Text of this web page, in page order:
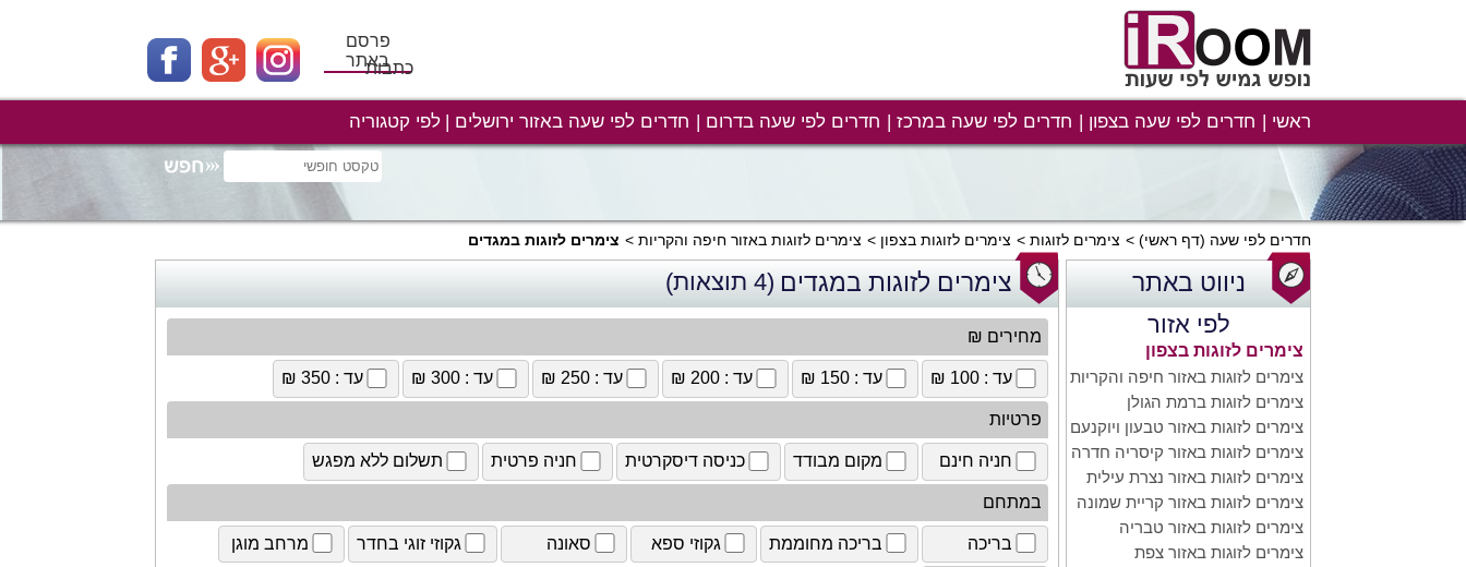
פרסם
באתרכתבות
ראשי חדרים לפי שעה בצפון חדרים לפי שעה במרכז חדרים לפי שעה בדרום חדרים לפי שעה באזור ירושלים לפי קטגוריה
חדרים לפי שעה (דף ראשי) צימרים לזוגות צימרים לזוגות בצפון צימרים לזוגות באזור חיפה והקריות צימרים לזוגות במגדים
ניווט באתר
לפי אזור
צימרים לזוגות בצפון
צימרים לזוגות באזור חיפה והקריות
צימרים לזוגות ברמת הגולן
צימרים לזוגות באזור טבעון ויוקנעם
צימרים לזוגות באזור קיסריה חדרה
צימרים לזוגות באזור נצרת עילית
צימרים לזוגות באזור קריית שמונה
צימרים לזוגות באזור טבריה
צימרים לזוגות באזור צפת
צימרים לזוגות במגדים (4 תוצאות)
מחירים ₪
עד : 100 ₪ עד : 150 ₪ עד : 200 ₪ עד : 250 ₪ עד : 300 ₪ עד : 350 ₪
פרטיות
חניה חינם מקום מבודד כניסה דיסקרטית חניה פרטית תשלום ללא מפגש
במתחם
בריכה בריכה מחוממת גקוזי ספא סאונה גקוזי זוגי בחדר מרחב מוגן